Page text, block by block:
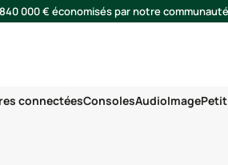
000 € économisés par notre communauté
connectéesConsolesAudioImage